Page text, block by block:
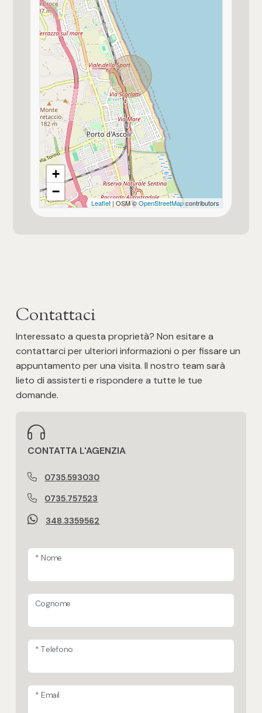
+
−
Leaflet| OSM ©OpenStreetMapcontributors
Contattaci
Interessato a questa proprietà? Non esitare a
contattarci per ulteriori informazioni o per fissare un
appuntamento per una visita. Il nostro team sarà
lieto di assisterti e rispondere a tutte le tue
domande.
CONTATTA L'AGENZIA
0735.593030
0735.757523
348.3359562
* Nome
Cognome
* Telefono
* Email